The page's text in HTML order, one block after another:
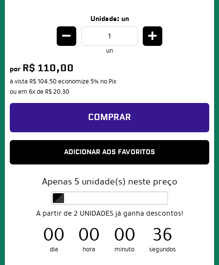
Unidade: un
un
por R$ 110,00
à vista R$ 104,50 economize 5% no Pix
ou em 6xde R$ 20,30
COMPRAR
ADICIONAR AOS FAVORITOS
Apenas 5 unidade(s) neste preço
A partir de 2 UNIDADES já ganha descontos!
00
dia
00
hora
00
minuto
36
segundos